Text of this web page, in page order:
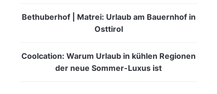
Bethuberhof | Matrei: Urlaub am Bauernhof in
Osttirol
Coolcation: Warum Urlaub in kühlen Regionen
der neue Sommer-Luxus ist